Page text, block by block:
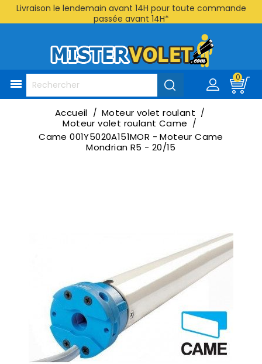
Livraison le lendemain avant 14H pour toute commande
passée avant 14H*

0
Accueil
Moteur volet roulant
Moteur volet roulant Came
Came 001Y5020A151MOR - Moteur Came
Mondrian R5 - 20/15